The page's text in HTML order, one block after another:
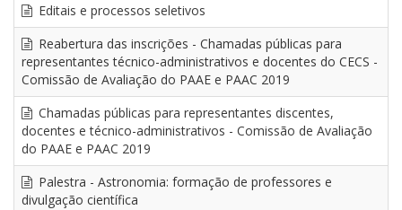
Editais e processos seletivos
Reabertura das inscrições - Chamadas públicas para
representantes técnico-administrativos e docentes do CECS -
Comissão de Avaliação do PAAE e PAAC 2019
Chamadas públicas para representantes discentes,
docentes e técnico-administrativos - Comissão de Avaliação
do PAAE e PAAC 2019
Palestra - Astronomia: formação de professores e
divulgação científica